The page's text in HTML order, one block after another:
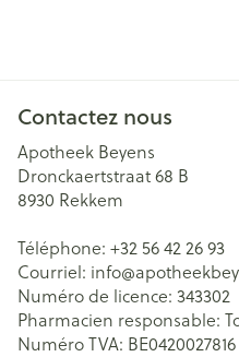
Contactez nous
Apotheek Beyens
Dronckaertstraat 68 B
8930 Rekkem
Téléphone: +32 56 42 26 93
Courriel: info@
Numéro de licence: 343302
Pharmacien responsable:
Numéro TVA: BE0420027816